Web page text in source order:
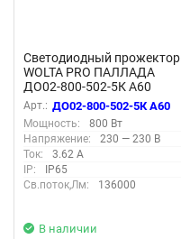
Светодиодный прожектор
WOLTA PRO ПАЛЛАДА
ДО02-800-502-5К А60
Прозрачный
Арт.: ДО02-800-502-5К А60
Мощность:
800 Вт
Напряжение:
230 — 230 В
Ток:
3.62 А
IP:
IP65
Св.поток,Лм:
136000
В наличии